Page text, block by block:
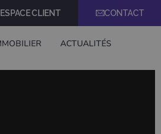
ESPACE CLIENT CONTACT
ACTUALITÉS